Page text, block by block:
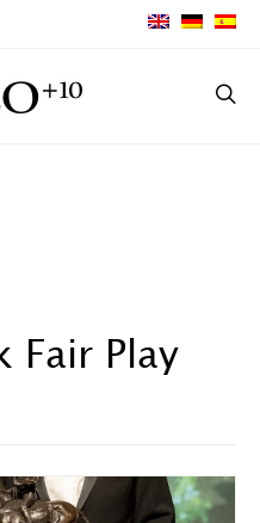
Fair Play